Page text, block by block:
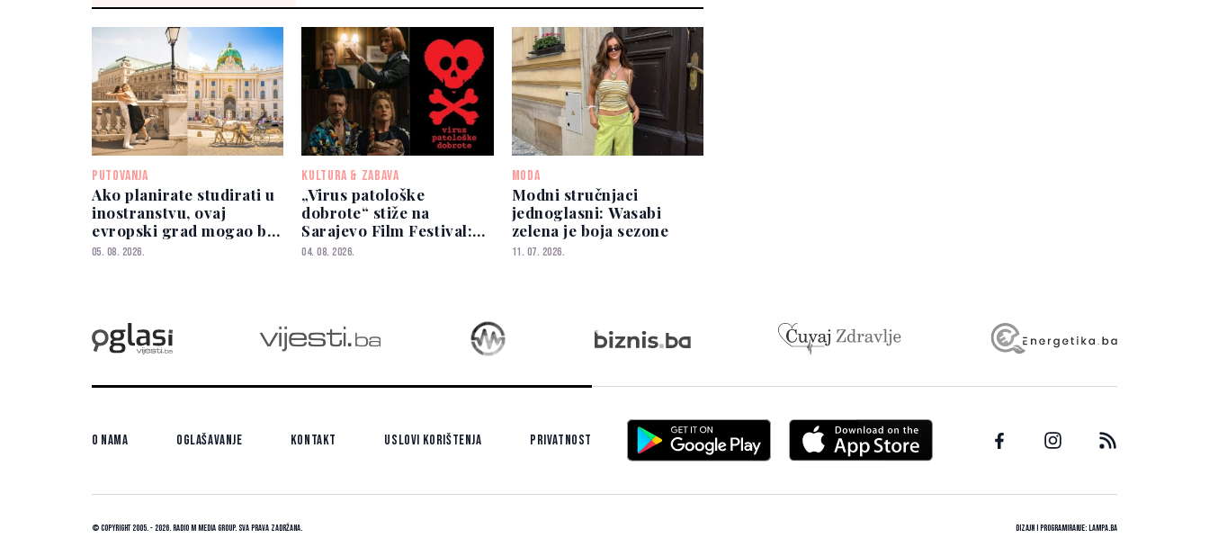
PUTOVANJA
Ako planirate studirati u
inostranstvu, ovaj
evropski grad mogao bi
biti najbolji izbor
05. 08. 2026.
KULTURA & ZABAVA
„Virus patološke
dobrote“ stiže na
Sarajevo Film Festival:
Svjetska premijera
04. 08. 2026.
MODA
Modni stručnjaci
jednoglasni: Wasabi
zelena je boja sezone
11. 07. 2026.
O nama Oglašavanje Kontakt Uslovi korištenja Privatnost
© Copyright 2005. - 2026. Radio M Media Group.Sva prava zadržana. Dizajn i programiranje:Lampa.ba